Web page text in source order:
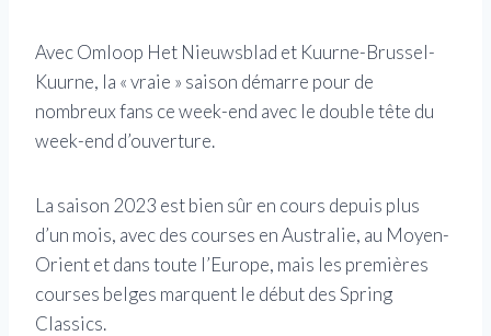
Avec Omloop Het Nieuwsblad et Kuurne-Brussel-
Kuurne, la « vraie » saison démarre pour de
nombreux fans ce week-end avec le double tête du
week-end d’ouverture.
La saison 2023 est bien sûr en cours depuis plus
d’un mois, avec des courses en Australie, au Moyen-
Orient et dans toute l’Europe, mais les premières
courses belges marquent le début des Spring
Classics.